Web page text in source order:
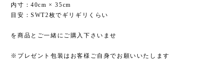
内寸：40cm × 35cm
目安：SWT2枚でギリギリくらい
を商品とご一緒にご購入下さいませ
※プレゼント包装はお客様ご自身でお願いいたします